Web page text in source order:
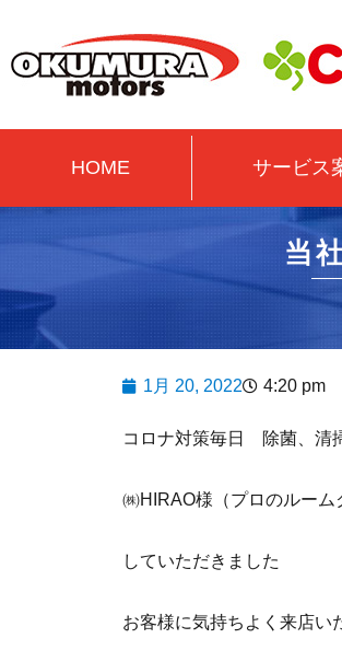
HOME サービス
当
1月 20, 2022 4:20 pm
コロナ対策毎日 除菌、清
㈱HIRAO様（プロのルー
していただきました
お客様に気持ちよく来店い